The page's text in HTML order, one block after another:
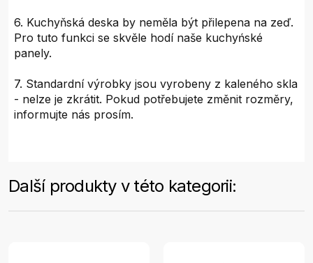
6. Kuchyňská deska by neměla být přilepena na zeď.
Pro tuto funkci se skvěle hodí naše kuchyńské
panely.
7. Standardní výrobky jsou vyrobeny z kaleného skla
- nelze je zkrátit. Pokud potřebujete změnit rozměry,
informujte nás prosím.
Další produkty v této kategorii: